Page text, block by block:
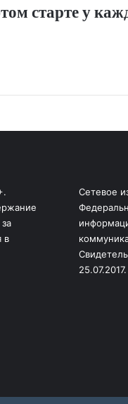
старте у
в
Сетевое
25.07.2017.